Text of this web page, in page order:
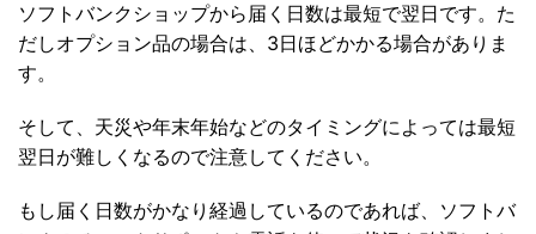
ソフトバンクショップから届く日数は最短で翌日です。た
だしオプション品の場合は、3日ほどかかる場合がありま
す。
そして、天災や年末年始などのタイミングによっては最短
翌日が難しくなるので注意してください。
もし届く日数がかなり経過しているのであれば、ソフトバ